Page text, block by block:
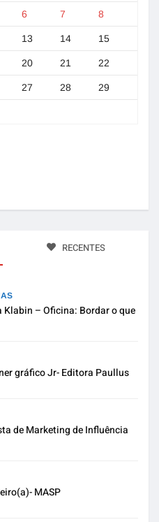
6 7 8
13 14 15
20 21 22
27 28 29
RECENTES
Klabin – Oficina: Bordar o que
gráfico Jr- Editora Paullus
de Marketing de Influência
MASP